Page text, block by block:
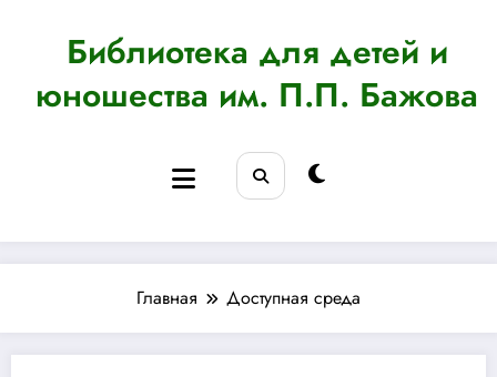
содержимомуБиблиотека для детей и
юношества им. П.П. Бажова
Главная Доступная среда